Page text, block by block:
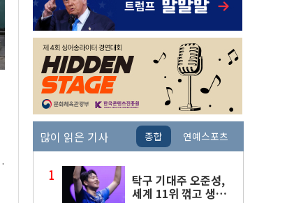
많이 읽은 기사 종합 연예스포츠
탁구 기대주 오준성,
세계 11위 꺾고 생애